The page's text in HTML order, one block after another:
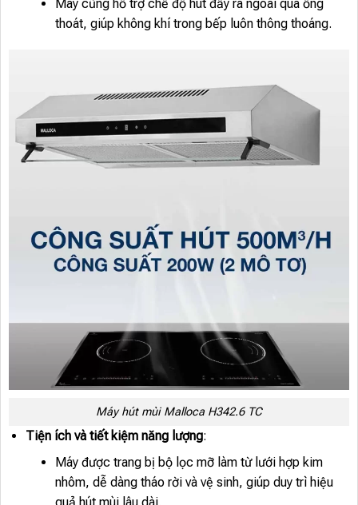
Máy cũng hỗ trợ chế độ hút đẩy ra ngoài qua ống
thoát, giúp không khí trong bếp luôn thông thoáng.
Máy hút mùi Malloca H342.6 TC
Tiện ích và tiết kiệm năng lượng:
Máy được trang bị bộ lọc mỡ làm từ lưới hợp kim
nhôm, dễ dàng tháo rời và vệ sinh, giúp duy trì hiệu